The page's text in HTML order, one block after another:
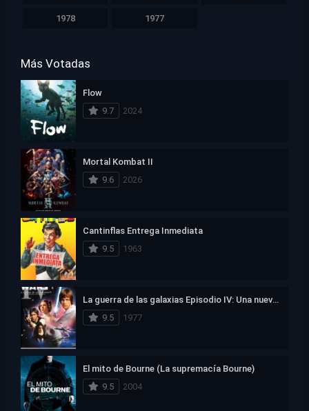
1978 1977
Más Votadas
Flow
9.7
2024
Mortal Kombat II
9.6
2026
Cantinflas Entrega Inmediata
9.5
1963
La guerra de las galaxias Episodio IV: Una nueva esperanza
9.5
1977
El mito de Bourne (La supremacía Bourne)
9.5
2004